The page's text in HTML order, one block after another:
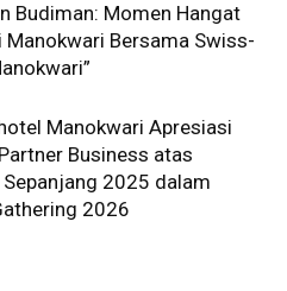
Budiman: Momen Hangat
Manokwari Bersama Swiss-
Manokwari Apresiasi
Business atas
2025 dalam
2026